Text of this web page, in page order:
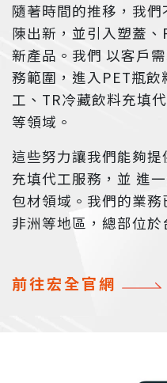
隨著時間的推移，我
陳出新，並引入塑蓋
新產品。我們 以客戶
務範圍，進入PET瓶
工、TR冷藏飲料充填
等領域。
這些努力讓我們能夠
充填代工服務，並 進
包材領域。我們的業
非洲等地區，總部位於
前往宏全官網